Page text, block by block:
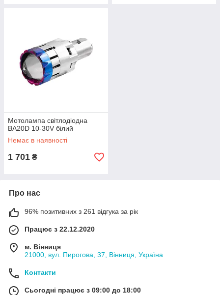
Мотолампа світлодіодна
BA20D 10-30V білий
Немає в наявності
1 701 ₴
Про нас
96% позитивних з 261 відгука за рік
Працює з 22.12.2020
м. Вінниця
21000, вул. Пирогова, 37, Вінниця, Україна
Контакти
Сьогодні працює з 09:00 до 18:00